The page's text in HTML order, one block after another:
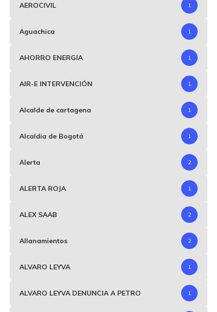
AEROCIVIL 1
Aguachica 1
AHORRO ENERGIA 1
AIR-E INTERVENCIÓN 1
Alcalde de cartagena 1
Alcaldia de Bogotá 1
Alerta 2
ALERTA ROJA 1
ALEX SAAB 2
Allanamientos 2
ALVARO LEYVA 1
ALVARO LEYVA DENUNCIA A PETRO 1